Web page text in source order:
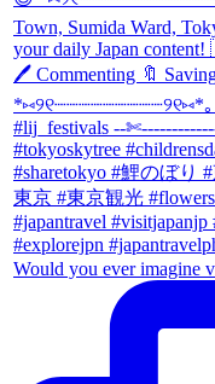
Would you ever imagine